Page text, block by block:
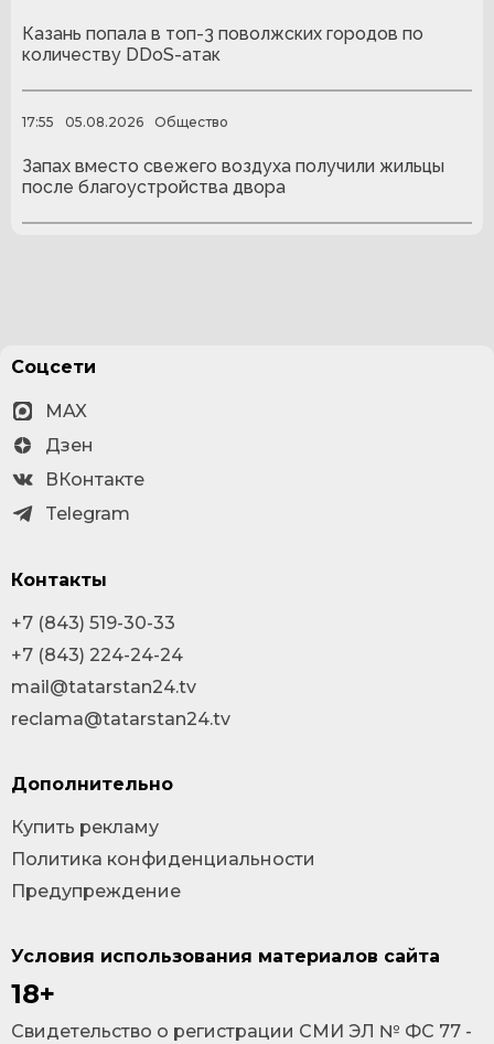
Казань попала в топ-3 поволжских городов по
количеству DDoS-атак
17:55 05.08.2026 Общество
Запах вместо свежего воздуха получили жильцы
после благоустройства двора
Условия использования материалов сайта
18+
Cвидетельство о регистрации СМИ ЭЛ № ФС 77 -
Соцсети
MAX
Дзен
ВКонтакте
Telegram
Контакты
+7 (843) 519-30-33
+7 (843) 224-24-24
mail@tatarstan24.tv
reclama@tatarstan24.tv
Дополнительно
Купить рекламу
Политика конфиденциальности
Предупреждение